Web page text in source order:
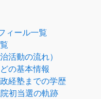
ィール一覧
活動の流れ）
の基本情報
経塾までの学歴
初当選の軌跡